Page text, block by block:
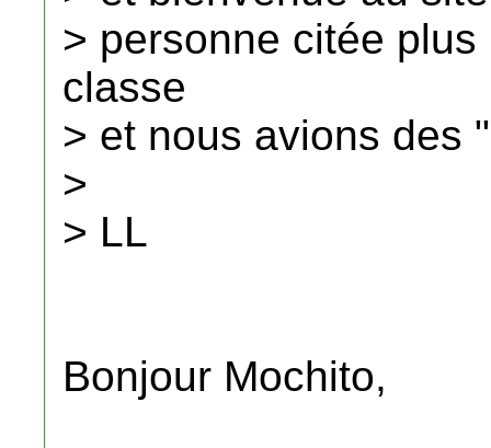
> personne citée
classe
> et nous avions des
>
> LL
Bonjour Mochito,